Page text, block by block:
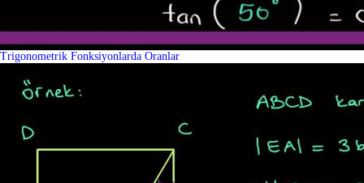
Trigonometrik Fonksiyonlarda Oranlar